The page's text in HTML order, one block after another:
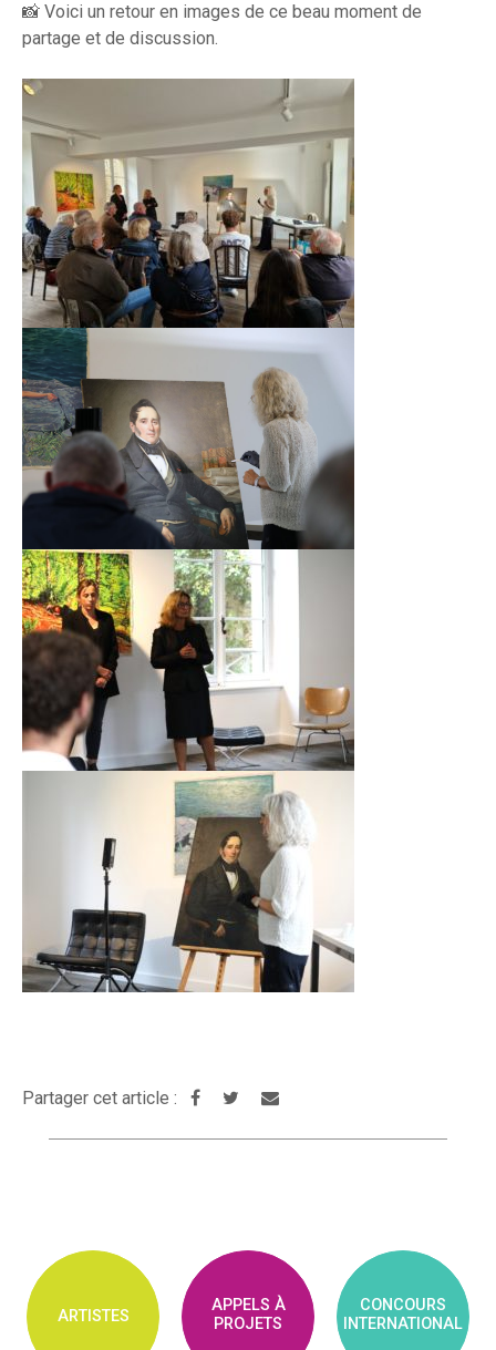
📸 Voici un retour en images de ce beau moment de
partage et de discussion.
Partager cet article :
ARTISTES
APPELS À
PROJETS
CONCOURS
INTERNATIONAL